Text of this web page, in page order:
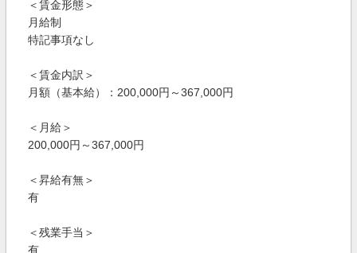
＜賃金形態＞
月給制
特記事項なし
＜賃金内訳＞
月額（基本給）：200,000円～367,000円
＜月給＞
200,000円～367,000円
＜昇給有無＞
有
＜残業手当＞
有